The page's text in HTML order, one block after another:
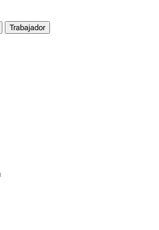
Trabajador